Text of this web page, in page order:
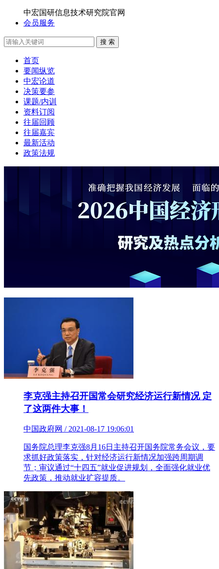
中宏国研信息技术研究院官网
会员服务
搜 索
首页
要闻纵览
中宏论道
决策要参
课题/内训
资料订阅
往届回顾
往届嘉宾
最新活动
政策法规
李克强主持召开国常会研究经济运行新情况 定
了这两件大事！
中国政府网 / 2021-08-17 19:06:01
国务院总理李克强8月16日主持召开国务院常务会议，要
求抓好政策落实，针对经济运行新情况加强跨周期调
节；审议通过“十四五”就业促进规划，全面强化就业优
先政策，推动就业扩容提质。